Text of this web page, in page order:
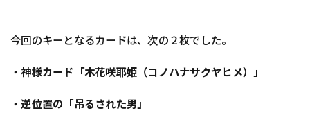
今回のキーとなるカードは、次の２枚でした。
・神様カード「木花咲耶姫（コノハナサクヤヒメ）」
・逆位置の「吊るされた男」